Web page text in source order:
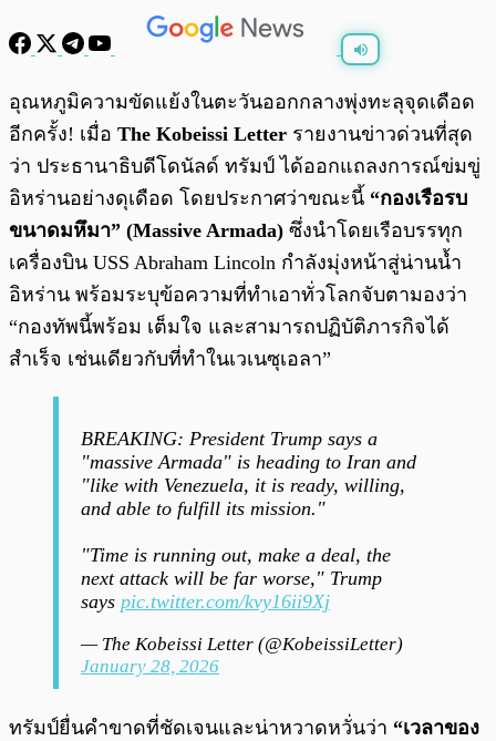
พร้อมเล่น 0:00
อุณหภูมิความขัดแย้งในตะวันออกกลางพุ่งทะลุจุดเดือด
อีกครั้ง! เมื่อ The Kobeissi Letter รายงานข่าวด่วนที่สุด
ว่า ประธานาธิบดีโดนัลด์ ทรัมป์ ได้ออกแถลงการณ์ข่มขู่
อิหร่านอย่างดุเดือด โดยประกาศว่าขณะนี้ “กองเรือรบ
ขนาดมหึมา” (Massive Armada) ซึ่งนำโดยเรือบรรทุก
เครื่องบิน USS Abraham Lincoln กำลังมุ่งหน้าสู่น่านน้ำ
อิหร่าน พร้อมระบุข้อความที่ทำเอาทั่วโลกจับตามองว่า
“กองทัพนี้พร้อม เต็มใจ และสามารถปฏิบัติภารกิจได้
สำเร็จ เช่นเดียวกับที่ทำในเวเนซุเอลา”
BREAKING: President Trump says a
"massive Armada" is heading to Iran and
"like with Venezuela, it is ready, willing,
and able to fulfill its mission."
"Time is running out, make a deal, the
next attack will be far worse," Trump
says pic.twitter.com/kvy16ii9Xj
— The Kobeissi Letter (@KobeissiLetter)
January 28, 2026
ทรัมป์ยื่นคำขาดที่ชัดเจนและน่าหวาดหวั่นว่า “เวลาของ